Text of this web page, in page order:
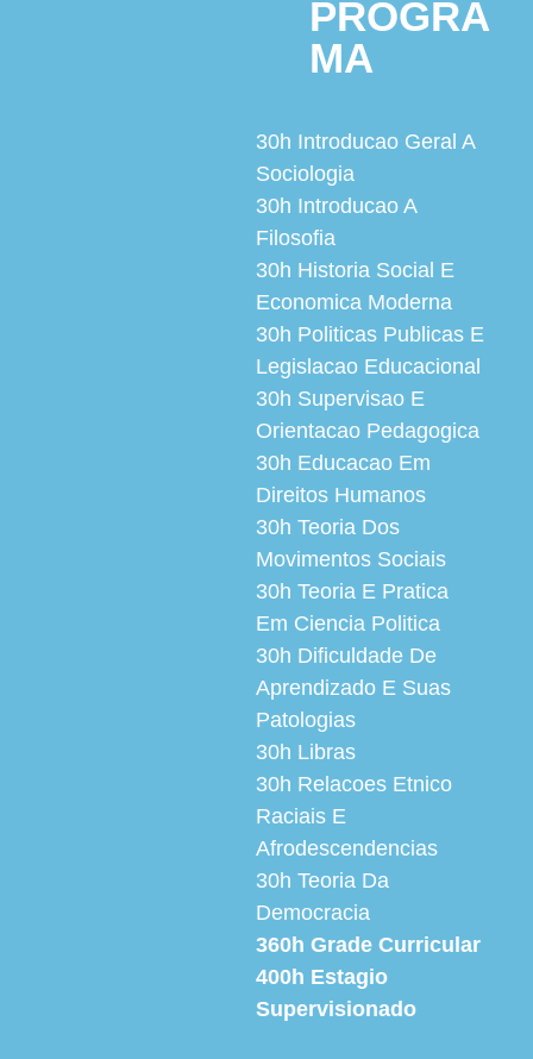
PROGRA
MA
30h Introducao Geral A
Sociologia
30h Introducao A
Filosofia
30h Historia Social E
Economica Moderna
30h Politicas Publicas E
Legislacao Educacional
30h Supervisao E
Orientacao Pedagogica
30h Educacao Em
Direitos Humanos
30h Teoria Dos
Movimentos Sociais
30h Teoria E Pratica
Em Ciencia Politica
30h Dificuldade De
Aprendizado E Suas
Patologias
30h Libras
30h Relacoes Etnico
Raciais E
Afrodescendencias
30h Teoria Da
Democracia
360h Grade Curricular
400h Estagio
Supervisionado